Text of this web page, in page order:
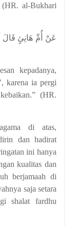
(HR. al-Bukhari
عَنْ أُمِّ هَانِئٍ قَالَ
karena ia pergi
(HR.
di atas,
dan hadirat
ini hanya
kualitas dan
berjamaah di
saja setara
shalat fardhu